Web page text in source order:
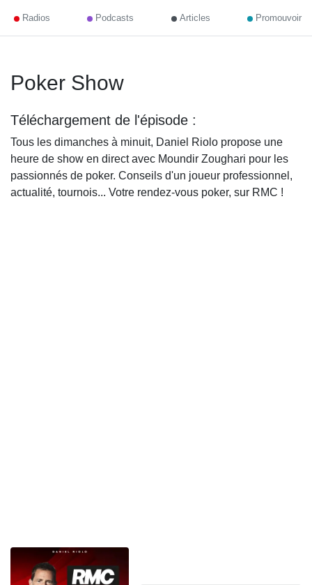
Radios Podcasts Articles Promouvoir
Poker Show
Téléchargement de l'épisode :
Tous les dimanches à minuit, Daniel Riolo propose une
heure de show en direct avec Moundir Zoughari pour les
passionnés de poker. Conseils d'un joueur professionnel,
actualité, tournois... Votre rendez-vous poker, sur RMC !